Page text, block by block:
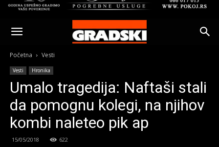
Gradski
Online
Kikinda
Početna Vesti
Vesti Hronika
Umalo tragedija: Naftaši stali
da pomognu kolegi, na njihov
kombi naleteo pik ap
15/05/2018 622